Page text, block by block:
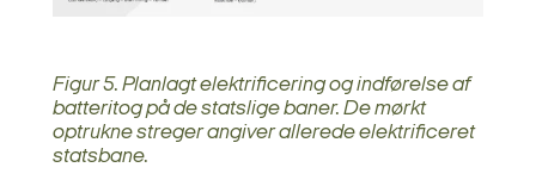
Figur 5. Planlagt elektrificering og indførelse af
batteritog på de statslige baner. De mørkt
optrukne streger angiver allerede elektrificeret
statsbane.